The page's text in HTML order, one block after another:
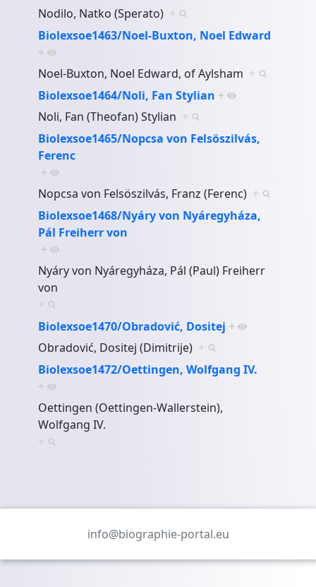
Nodilo, Natko (Sperato) +
Biolexsoe1463/Noel-Buxton, Noel Edward
+
Noel-Buxton, Noel Edward, of Aylsham +
Biolexsoe1464/Noli, Fan Stylian +
Noli, Fan (Theofan) Stylian +
Biolexsoe1465/Nopcsa von Felsöszilvás,
Ferenc
+
Nopcsa von Felsöszilvás, Franz (Ferenc) +
Biolexsoe1468/Nyáry von Nyáregyháza,
Pál Freiherr von
+
Nyáry von Nyáregyháza, Pál (Paul) Freiherr
von
+
Biolexsoe1470/Obradović, Dositej +
Obradović, Dositej (Dimitrije) +
Biolexsoe1472/Oettingen, Wolfgang IV.
+
Oettingen (Oettingen-Wallerstein),
Wolfgang IV.
+
info@biographie-portal.eu